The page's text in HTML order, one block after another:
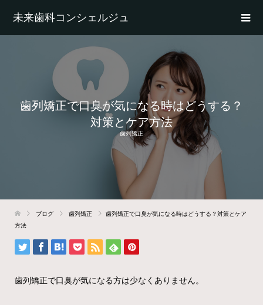
未来歯科コンシェルジュ
歯列矯正で口臭が気になる時はどうする？
対策とケア方法
歯列矯正
ブログ 歯列矯正
歯列矯正で口臭が気になる時はどうする？対策とケア
方法
歯列矯正で口臭が気になる方は少なくありません。